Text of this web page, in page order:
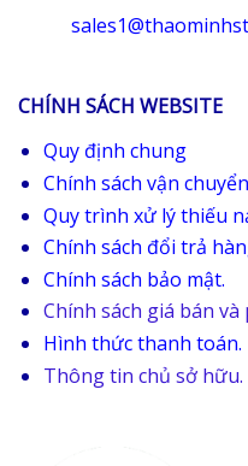
CHÍNH SÁCH WEBSITE
Quy định chung
Chính sách vận
Quy trình xử lý thiếu
Chính sách đổi trả
Chính sách bảo mật.
Chính sách giá bán
Hình thức thanh toán.
Thông tin chủ sở hữu.